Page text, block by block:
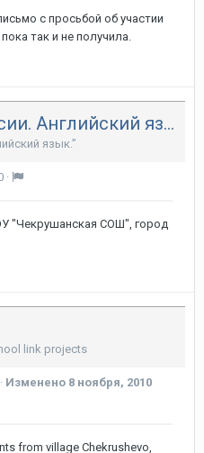
с просьбой об участии
так и не получила.
Золотые уроки России. Английский язык - 2010
язык.”
·
"Чекрушанская СОШ", город
link projects
· Изменено 8 ноября, 2010
from village Chekrushevo,